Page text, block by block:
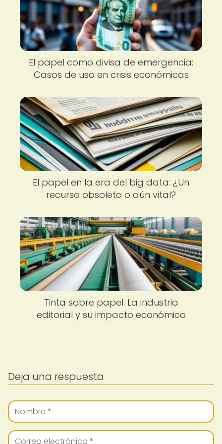
El papel como divisa de emergencia:
Casos de uso en crisis económicas
El papel en la era del big data: ¿Un
recurso obsoleto o aún vital?
Tinta sobre papel: La industria
editorial y su impacto económico
Deja una respuesta